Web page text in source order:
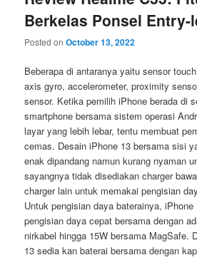
Berkelas Ponsel Entry-
Posted onOctober 13, 2022
Beberapa di antaranya yaitu sensor
axis gyro, accelerometer, proximity
sensor. Ketika pemilih iPhone berada di
smartphone bersama sistem operasi
layar yang lebih lebar, tentu membuat
cemas. Desain iPhone 13 bersama sisi
enak dipandang namun kurang nyaman
sayangnya tidak disediakan charger
charger lain untuk memakai pengisian
Untuk pengisian daya baterainya, iPhone
pengisian daya cepat bersama dengan
nirkabel hingga 15W bersama MagSafe.
13 sedia kan baterai bersama dengan